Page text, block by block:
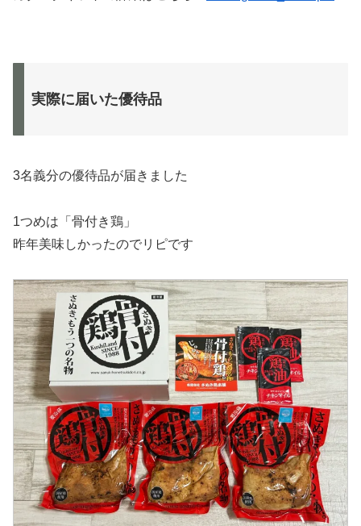
実際に届いた優待品
3名義分の優待品が届きました
1つめは「骨付き鶏」
昨年美味しかったのでリピです